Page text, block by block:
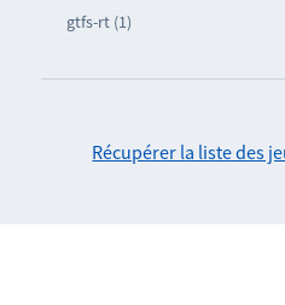
gtfs-rt (1)
Récupérer la liste des